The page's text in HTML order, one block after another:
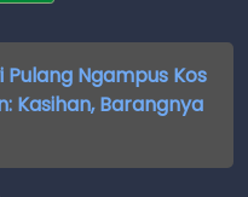
Pulang Ngampus Kos
Kasihan, Barangnya